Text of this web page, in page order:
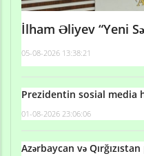
İlham Əliyev “Yeni
05-08-2026 13:38:21
Prezidentin sosial media
01-08-2026 23:06:06
Azərbaycan və